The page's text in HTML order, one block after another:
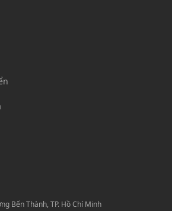
Bến Thành, TP. Hồ Chí Minh